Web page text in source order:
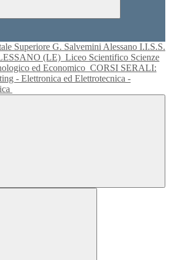
I.I.S.S.
(LE) Liceo Scientifico Scienze
ed Economico CORSI SERALI:
- Elettronica ed Elettrotecnica -